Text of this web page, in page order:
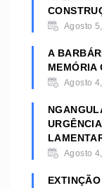
Agosto
A
MEMÓRIA
Agosto
Agosto